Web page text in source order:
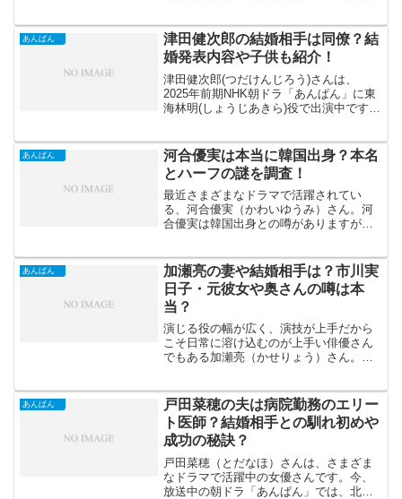
「あんぱん」では、作曲家のいせたくや
役で出演して...
あんぱん
津田健次郎の結婚相手は同僚？結
婚発表内容や子供も紹介！
津田健次郎(つだけんじろう)さんは、
2025年前期NHK朝ドラ「あんぱん」に東
海林明(しょうじあきら)役で出演中です。
た、津田健次郎さんが鬼滅の刃の声優を
している噂があり...
あんぱん
河合優実は本当に韓国出身？本名
とハーフの謎を調査！
最近さまざまなドラマで活躍されてい
る、河合優実（かわいゆうみ）さん。河
合優実は韓国出身との噂がありますが、
前は本名なのかも詳しくお伝えします。
真相に迫っていきましょう。
あんぱん
加瀬亮の妻や結婚相手は？市川実
日子・元彼女や奥さんの噂は本
当？
演じる役の幅が広く、演技が上手だから
こそ日常に溶け込むのが上手い俳優さん
でもある加瀬亮（かせりょう）さん。女
ジ」ではないでしょうか。2025年度前期
の朝ドラ「あんぱん...
あんぱん
戸田菜穂の夫は病院勤務のエリー
ト医師？結婚相手との馴れ初めや
成功の秘訣？
戸田菜穂（とだなほ）さんは、さまざま
なドラマで活躍中の女優さんです。今、
放送中の朝ドラ「あんぱん」では、北村